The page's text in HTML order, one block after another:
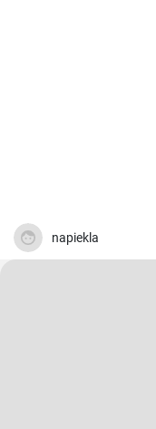
napiekla